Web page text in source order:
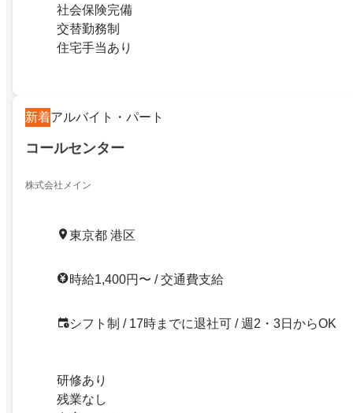
社会保険完備
交替勤務制
住宅手当あり
新着アルバイト・パート
コールセンター
株式会社メイン
東京都 港区
時給1,400円〜 / 交通費支給
シフト制 / 17時までに退社可 / 週2・3日からOK
研修あり
残業なし